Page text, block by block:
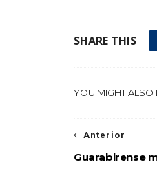
SHARE THIS
YOU MIGHT ALSO
Anterior
Guarabirense